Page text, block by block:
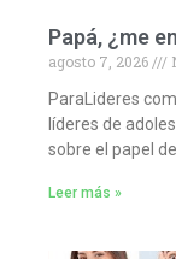
Papá, ¿me
agosto 7, 2026
ParaLideres
líderes de
sobre el papel
Leer más »